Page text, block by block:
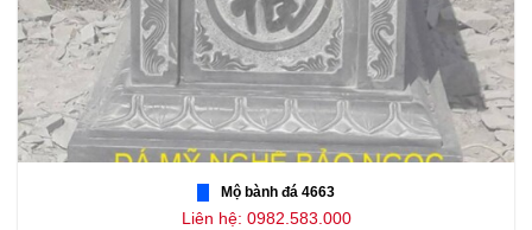
Mộ bành đá 4663
Liên hệ: 0982.583.000